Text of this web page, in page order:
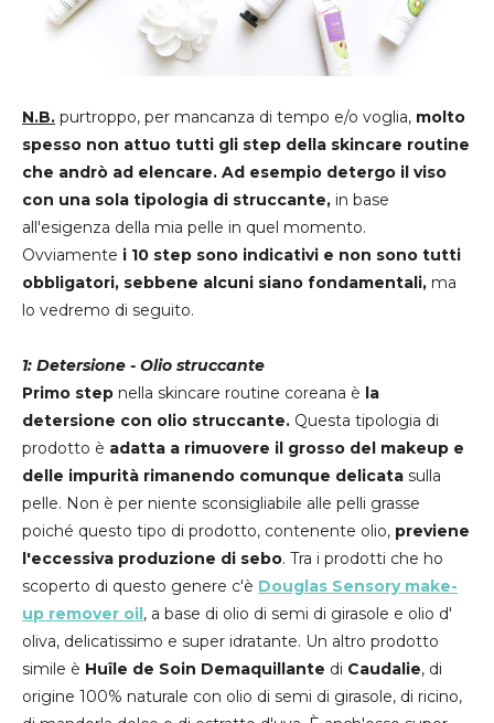
N.B. purtroppo, per mancanza di tempo e/o voglia, molto
spesso non attuo tutti gli step della skincare routine
che andrò ad elencare. Ad esempio detergo il viso
con una sola tipologia di struccante, in base
all'esigenza della mia pelle in quel momento.
Ovviamente i 10 step sono indicativi e non sono tutti
obbligatori, sebbene alcuni siano fondamentali, ma
lo vedremo di seguito.
1: Detersione - Olio struccante
Primo step nella skincare routine coreana è la
detersione con olio struccante. Questa tipologia di
prodotto è adatta a rimuovere il grosso del makeup e
delle impurità rimanendo comunque delicata sulla
pelle. Non è per niente sconsigliabile alle pelli grasse
poiché questo tipo di prodotto, contenente olio, previene
l'eccessiva produzione di sebo. Tra i prodotti che ho
scoperto di questo genere c'è Douglas Sensory make-
up remover oil, a base di olio di semi di girasole e olio d'
oliva, delicatissimo e super idratante. Un altro prodotto
simile è Huîle de Soin Demaquillante di Caudalie, di
origine 100% naturale con olio di semi di girasole, di ricino,